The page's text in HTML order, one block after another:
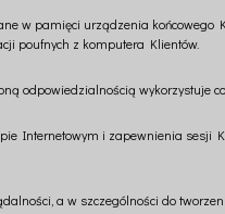
w pamięci urządzenia
poufnych z komputera Klientów.
odpowiedzialnością wykorzystuje
Internetowym i zapewnienia sesji
a w szczególności do